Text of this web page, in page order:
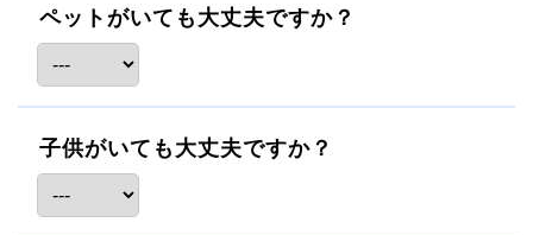
ペットがいても大丈夫ですか？
子供がいても大丈夫ですか？